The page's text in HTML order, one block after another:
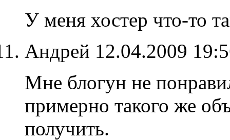
У меня хостер что-то
Андрей 12.04.2009
Мне блогун не
примерно такого же
получить.